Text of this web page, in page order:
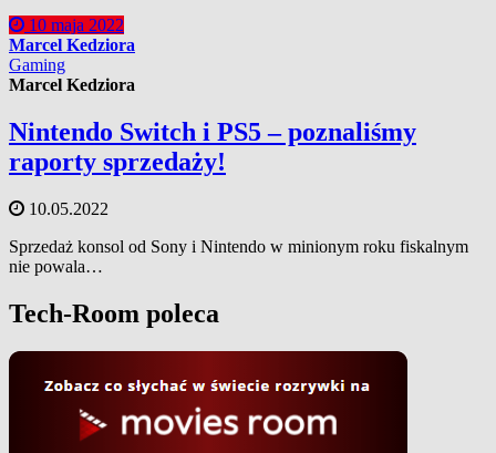
10 maja 2022
Marcel Kedziora
Gaming
Marcel Kedziora
Nintendo Switch i PS5 – poznaliśmy
raporty sprzedaży!
10.05.2022
Sprzedaż konsol od Sony i Nintendo w minionym roku fiskalnym
nie powala…
Tech-Room poleca